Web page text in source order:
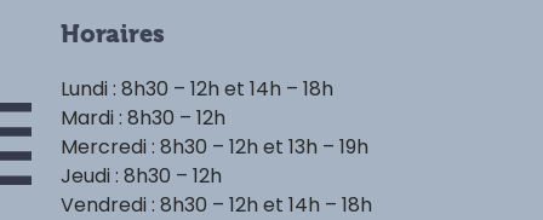
Horaires
Lundi : 8h30 – 12h et 14h – 18h
Mardi : 8h30 – 12h
Mercredi : 8h30 – 12h et 13h – 19h
Jeudi : 8h30 – 12h
Vendredi : 8h30 – 12h et 14h – 18h